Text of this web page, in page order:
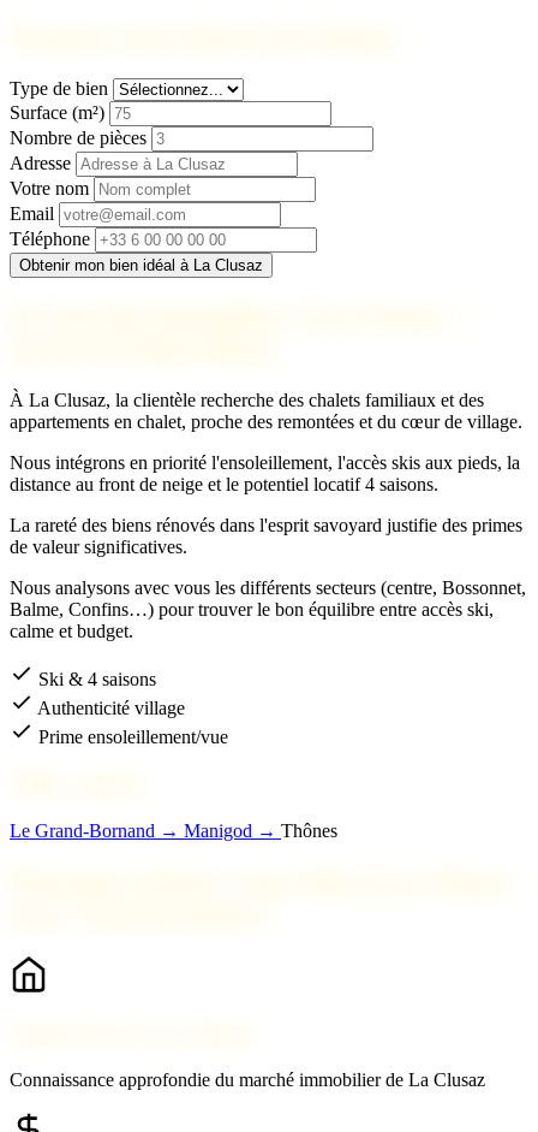
Type de bien
Surface (m²)
Nombre de pièces
Adresse
Votre nom
Email
Téléphone
Obtenir mon bien idéal à La Clusaz
À La Clusaz, la clientèle recherche des chalets familiaux et des
appartements en chalet, proche des remontées et du cœur de village.
Nous intégrons en priorité l'ensoleillement, l'accès skis aux pieds, la
distance au front de neige et le potentiel locatif 4 saisons.
La rareté des biens rénovés dans l'esprit savoyard justifie des primes
de valeur significatives.
Nous analysons avec vous les différents secteurs (centre, Bossonnet,
Balme, Confins…) pour trouver le bon équilibre entre accès ski,
calme et budget.
Ski & 4 saisons
Authenticité village
Prime ensoleillement/vue
Le Grand-Bornand → Manigod → Thônes
Connaissance approfondie du marché immobilier de La Clusaz